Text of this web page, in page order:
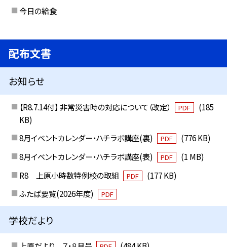
今日の給食
配布文書
お知らせ
【R8.7.14付】 非常災害時の対応について（改定） PDF
(185
KB)
8月イベントカレンダー・ハチラボ講座(裏)
PDF
(776 KB)
8月イベントカレンダー・ハチラボ講座(表)
PDF
(1 MB)
R8 上原小時数特例校の取組
PDF
(177 KB)
ふたば要覧(2026年度)
PDF
学校だより